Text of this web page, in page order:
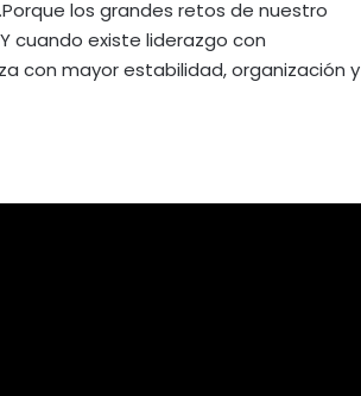
los grandes retos de nuestro
cuando existe liderazgo con
con mayor estabilidad, organización y